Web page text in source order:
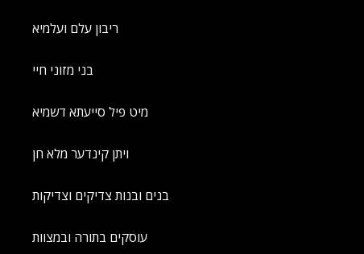
ריבון עלם ועלמיא
בני מזוני חיי
מיט פיל סייעתא דשמיא
ויתן קינדער מלא חן
בנים ובנות צדיקים וצדיקות
עוסקים בתורה ובמצוות